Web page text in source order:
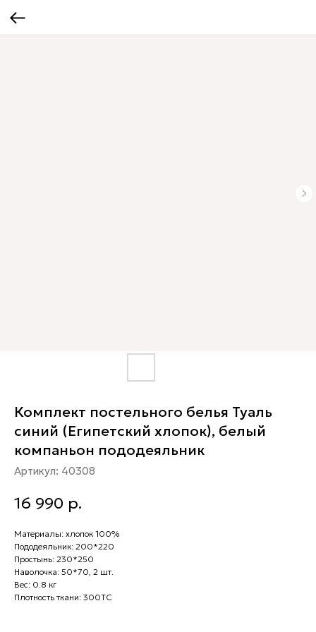
Комплект постельного белья Туаль
синий (Египетский хлопок), белый
компаньон пододеяльник
Артикул: 40308
16 990 р.
Материалы: хлопок 100%
Пододеяльник: 200*220
Простынь: 230*250
Наволочка: 50*70, 2 шт.
Вес: 0.8 кг
Плотность ткани: 300ТС